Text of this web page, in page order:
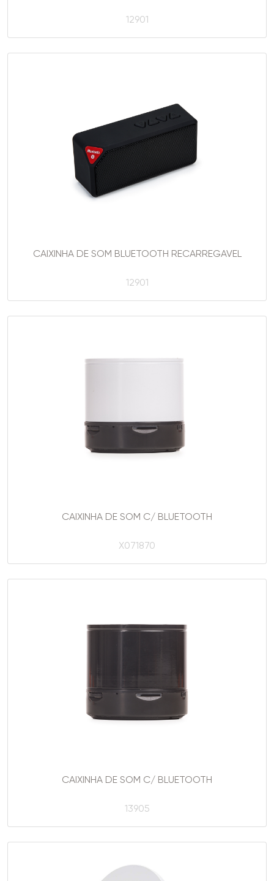
12901
CAIXINHA DE SOM BLUETOOTH RECARREGAVEL
12901
CAIXINHA DE SOM C/ BLUETOOTH
X071870
CAIXINHA DE SOM C/ BLUETOOTH
13905